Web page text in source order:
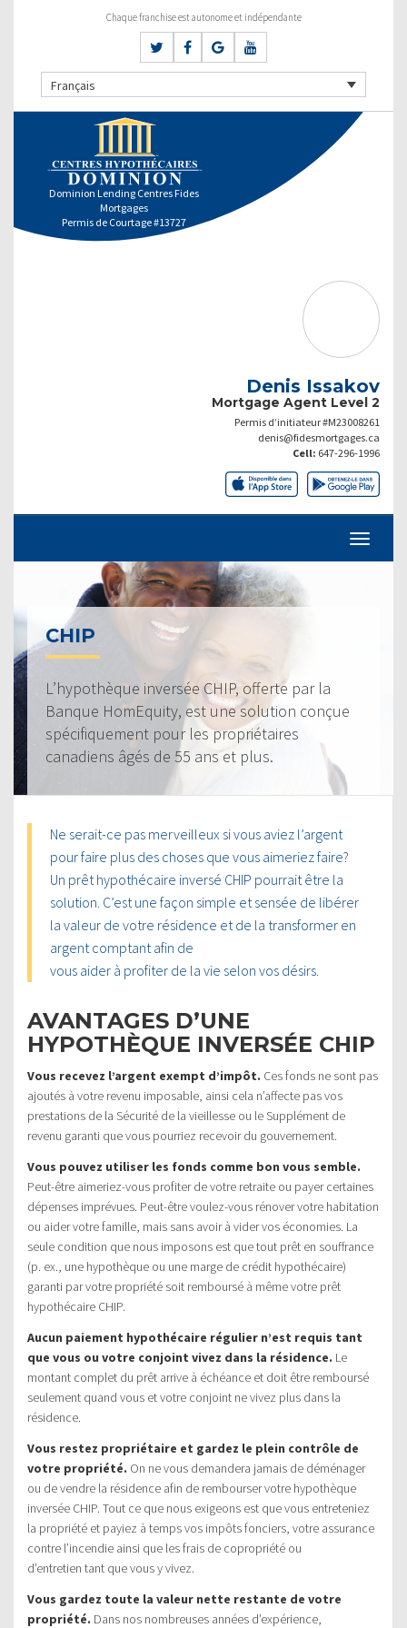
Chaque franchise est autonome et indépendante
Français
Dominion Lending Centres Fides
Mortgages
Permis de Courtage #13727
Denis Issakov
Mortgage Agent Level 2
Permis d’initiateur #M23008261
denis@fidesmortgages.ca
Cell: 647-296-1996
CHIP
L’hypothèque inversée CHIP, offerte par la
Banque HomEquity, est une solution conçue
spécifiquement pour les propriétaires
canadiens âgés de 55 ans et plus.
Ne serait-ce pas merveilleux si vous aviez l’argent
pour faire plus des choses que vous aimeriez faire?
Un prêt hypothécaire inversé CHIP pourrait être la
solution. C’est une façon simple et sensée de libérer
la valeur de votre résidence et de la transformer en
argent comptant afin de
vous aider à profiter de la vie selon vos désirs.
AVANTAGES D’UNE
HYPOTHÈQUE INVERSÉE CHIP
Vous recevez l’argent exempt d’impôt. Ces fonds ne sont pas
ajoutés à votre revenu imposable, ainsi cela n’affecte pas vos
prestations de la Sécurité de la vieillesse ou le Supplément de
revenu garanti que vous pourriez recevoir du gouvernement.
Vous pouvez utiliser les fonds comme bon vous semble.
Peut-être aimeriez-vous profiter de votre retraite ou payer certaines
dépenses imprévues. Peut-être voulez-vous rénover votre habitation
ou aider votre famille, mais sans avoir à vider vos économies. La
seule condition que nous imposons est que tout prêt en souffrance
(p. ex., une hypothèque ou une marge de crédit hypothécaire)
garanti par votre propriété soit remboursé à même votre prêt
hypothécaire CHIP.
Aucun paiement hypothécaire régulier n’est requis tant
que vous ou votre conjoint vivez dans la résidence. Le
montant complet du prêt arrive à échéance et doit être remboursé
seulement quand vous et votre conjoint ne vivez plus dans la
résidence.
Vous restez propriétaire et gardez le plein contrôle de
votre propriété. On ne vous demandera jamais de déménager
ou de vendre la résidence afin de rembourser votre hypothèque
inversée CHIP. Tout ce que nous exigeons est que vous entreteniez
la propriété et payiez à temps vos impôts fonciers, votre assurance
contre l’incendie ainsi que les frais de copropriété ou
d’entretien tant que vous y vivez.
Vous gardez toute la valeur nette restante de votre
propriété. Dans nos nombreuses années d’expérience,